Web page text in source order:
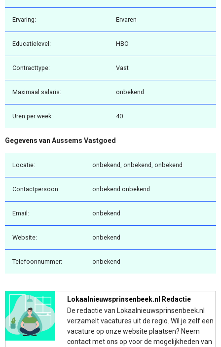
Ervaring: Ervaren
Educatielevel: HBO
Contracttype: Vast
Maximaal salaris: onbekend
Uren per week: 40
Gegevens van Aussems Vastgoed
Locatie: onbekend, onbekend, onbekend
Contactpersoon: onbekend onbekend
Email: onbekend
Website: onbekend
Telefoonnummer: onbekend
Lokaalnieuwsprinsenbeek.nl Redactie
De redactie van Lokaalnieuwsprinsenbeek.nl
verzamelt vacatures uit de regio. Wil je zelf een
vacature op onze website plaatsen? Neem
contact met ons op voor de mogelijkheden van